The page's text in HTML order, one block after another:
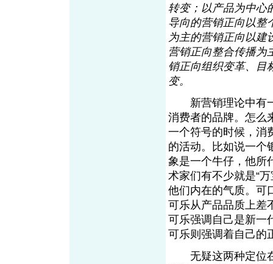
转变；以产品为中心
导向的营销正向以整
为主的营销正向以建
营销正向整合传播为
销正向组织变革、目
变。
新营销理论中有一
消费者的品牌。怎么
一个符号的时候，消
的活动。比如说一个
象是一个牛仔，他所
术家们有不少就是“
他们内在的气质。可
可乐从产品品质上差
可乐强调自己是新一
可乐则强调着自己的
无疑这两种定位在